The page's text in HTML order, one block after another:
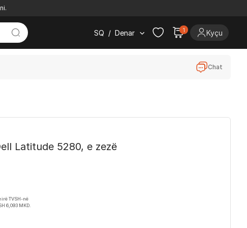
SQ / Denar 1 Kyçu
Chat
Latitude 5280, e zezë
TVSH-në
6,093 MKD.